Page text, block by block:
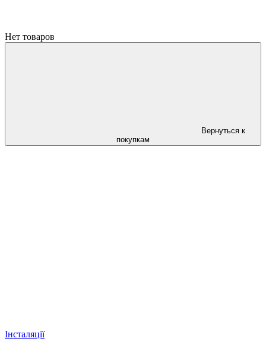
Нет товаров
Вернуться к
покупкам
Інсталяції